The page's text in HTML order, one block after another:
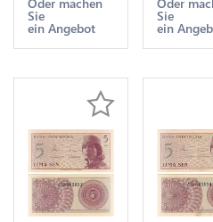
Sie
ein Angebot
Sie
ein